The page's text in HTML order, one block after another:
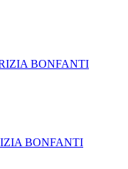
BONFANTI
BONFANTI